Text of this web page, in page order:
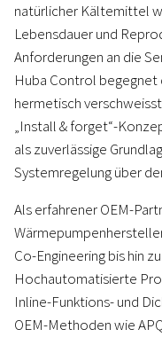
natürlicher Kältemittel
Lebensdauer und
Anforderungen an die
Huba Control
hermetisch
„Install & forget“-
als zuverlässige
Systemregelung über
Als erfahrener
Co‑Engineering bis hin
Hochautomatisierte
Inline‑Funktions‑ und
OEM‑Methoden wie